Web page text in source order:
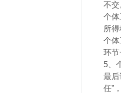
不交
个
所得
个
环节
5、
最
任”